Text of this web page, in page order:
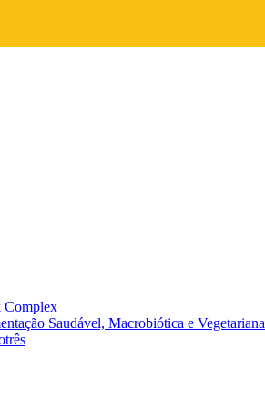
Complex
Saudável, Macrobiótica e Vegetariana